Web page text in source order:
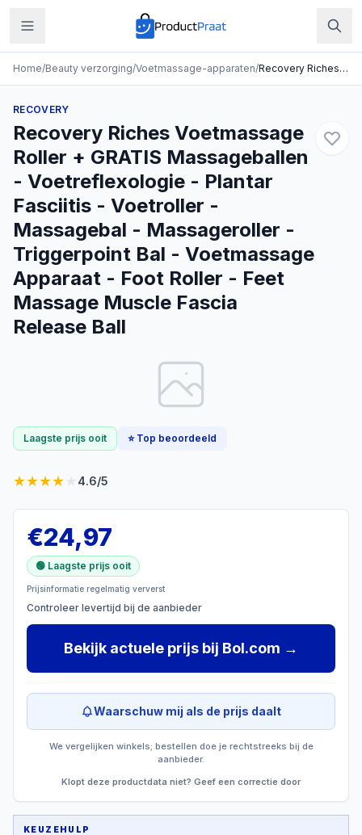
Home/Beauty verzorging/Voetmassage-apparaten/ Recovery Riches Voetmassage Roller + GRATIS Massageballen - Voetreflexologie - Plantar Fasciitis - Voetroller - Massagebal - Massageroller - Triggerpoint Bal - Voetmassage Apparaat - Foot Roller - Feet Massage Muscle Fascia Release Ball
RECOVERY
Recovery Riches Voetmassage
Roller + GRATIS Massageballen
- Voetreflexologie - Plantar
Fasciitis - Voetroller -
Massagebal - Massageroller -
Triggerpoint Bal - Voetmassage
Apparaat - Foot Roller - Feet
Massage Muscle Fascia
Release Ball
Laagste prijs ooit ⭐ Top beoordeeld
★★★★ 4.6/5
€24,97
🟢 Laagste prijs ooit
Prijsinformatie regelmatig ververst
Controleer levertijd bij de aanbieder
Bekijk actuele prijs bij Bol.com →
Waarschuw mij als de prijs daalt
We vergelijken winkels; bestellen doe je rechtstreeks bij de
aanbieder.
Klopt deze productdata niet? Geef een correctie door
KEUZEHULP